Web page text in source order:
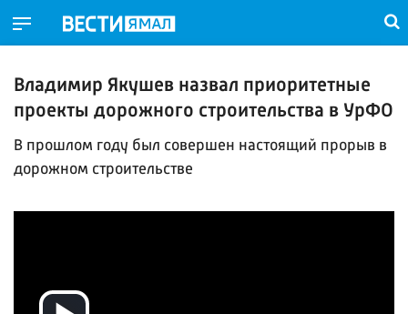
Владимир Якушев назвал приоритетные
проекты дорожного строительства в УрФО
В прошлом году был совершен настоящий прорыв в
дорожном строительстве